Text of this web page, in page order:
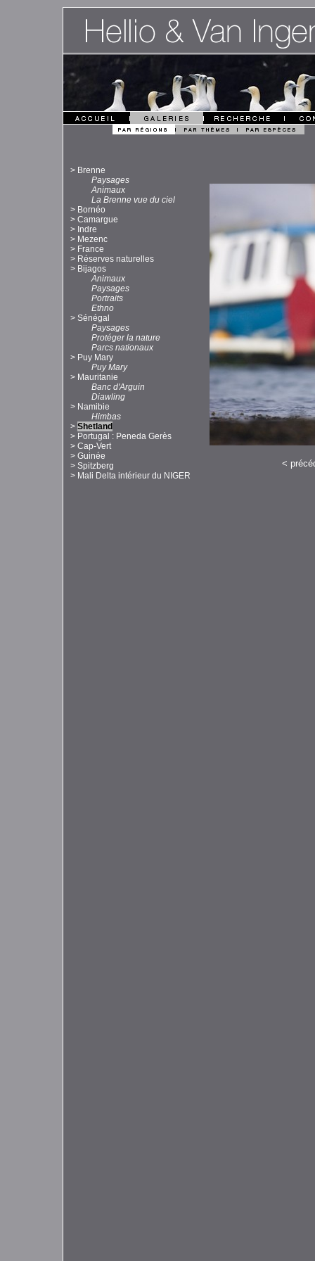
> Brenne
Paysages
Animaux
La Brenne vue du ciel
> Bornéo
> Camargue
> Indre
> Mezenc
> France
> Réserves naturelles
> Bijagos
Animaux
Paysages
Portraits
Ethno
> Sénégal
Paysages
Protéger la nature
Parcs nationaux
> Puy Mary
Puy Mary
> Mauritanie
Banc d'Arguin
Diawling
> Namibie
Himbas
> Shetland
> Portugal : Peneda Gerès
> Cap-Vert
> Guinée
> Spitzberg
> Mali Delta intérieur du NIGER
<